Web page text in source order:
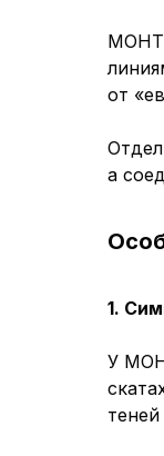
от
а
1.
У